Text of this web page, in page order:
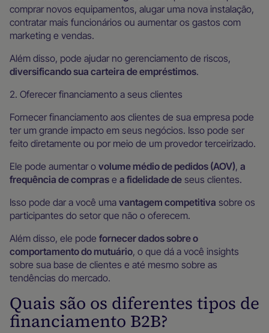
comprar novos equipamentos, alugar uma nova instalação,
contratar mais funcionários ou aumentar os gastos com
marketing e vendas.
Além disso, pode ajudar no gerenciamento de riscos,
diversificando sua carteira de empréstimos.
2. Oferecer financiamento a seus clientes
Fornecer financiamento aos clientes de sua empresa pode
ter um grande impacto em seus negócios. Isso pode ser
feito diretamente ou por meio de um provedor terceirizado.
Ele pode aumentar o volume médio de pedidos (AOV), a
frequência de compras e a fidelidade de seus clientes.
Isso pode dar a você uma vantagem competitiva sobre os
participantes do setor que não o oferecem.
Além disso, ele pode fornecer dados sobre o
comportamento do mutuário, o que dá a você insights
sobre sua base de clientes e até mesmo sobre as
tendências do mercado.
Quais são os diferentes tipos de
financiamento B2B?